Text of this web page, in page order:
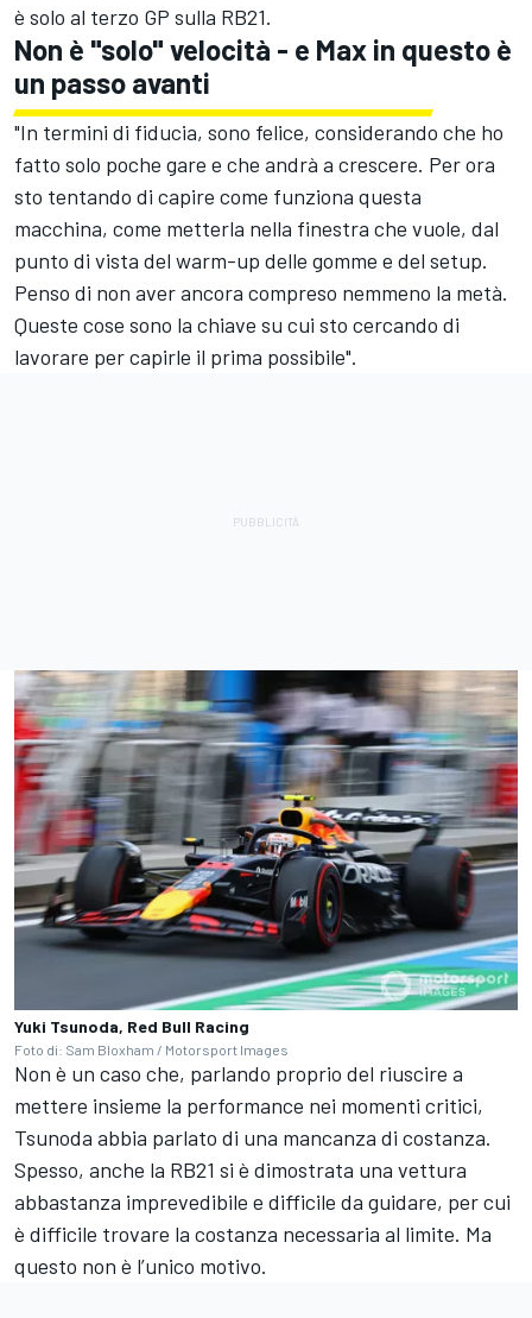
è solo al terzo GP sulla RB21.
Non è "solo" velocità - e Max in questo è
un passo avanti
"In termini di fiducia, sono felice, considerando che ho
fatto solo poche gare e che andrà a crescere. Per ora
sto tentando di capire come funziona questa
macchina, come metterla nella finestra che vuole, dal
punto di vista del warm-up delle gomme e del setup.
Penso di non aver ancora compreso nemmeno la metà.
Queste cose sono la chiave su cui sto cercando di
lavorare per capirle il prima possibile".
Yuki Tsunoda, Red Bull Racing
Foto di: Sam Bloxham / Motorsport Images
Non è un caso che, parlando proprio del riuscire a
mettere insieme la performance nei momenti critici,
Tsunoda abbia parlato di una mancanza di costanza.
Spesso, anche la RB21 si è dimostrata una vettura
abbastanza imprevedibile e difficile da guidare, per cui
è difficile trovare la costanza necessaria al limite. Ma
questo non è l’unico motivo.